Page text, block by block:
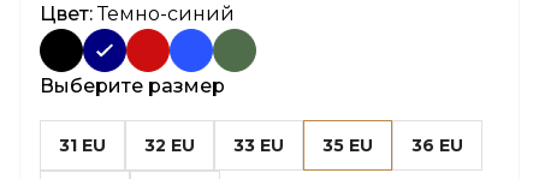
Цвет:Темно-синий
Выберите размер
31 EU 32 EU 33 EU 35 EU 36 EU